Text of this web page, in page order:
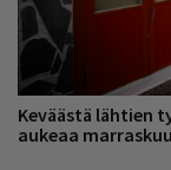
Keväästä lähtien
aukeaa